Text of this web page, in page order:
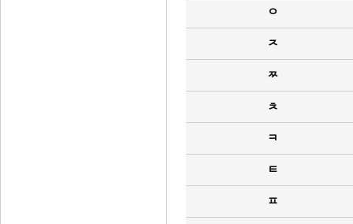
ㅇ
ㅈ
ㅉ
ㅊ
ㅋ
ㅌ
ㅍ